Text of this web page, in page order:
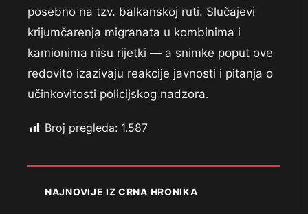
posebno na tzv. balkanskoj ruti. Slučajevi
krijumčarenja migranata u kombinima i
kamionima nisu rijetki — a snimke poput ove
redovito izazivaju reakcije javnosti i pitanja o
učinkovitosti policijskog nadzora.
Broj pregleda: 1.587
NAJNOVIJE IZ CRNA HRONIKA